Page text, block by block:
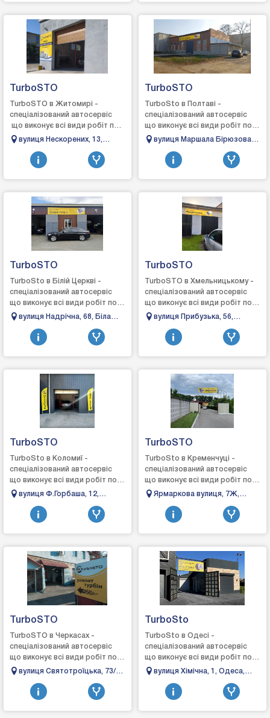
TurboSTO
TurboSTO в Житомирі -
спеціалізований автосервіс
що виконує всі види робіт по
турбінах: зняття, діагностика,
виготовл...
вулиця Нескорених, 13,
Довжик, Житомирська
область, 10004
TurboSTO
TurboSto в Полтаві -
спеціалізований автосервіс
що виконує всі види робіт по
турбінах: зняття, діагностика,
виготовле...
вулиця Маршала Бірюзова,
26/1, Полтава, Полтавська
область, 36000
TurboSTO
TurboSto в Білій Церкві -
спеціалізований автосервіс
що виконує всі види робіт по
турбінах: зняття, діагностика,
виго...
вулиця Надрічна, 68, Біла
Церква, Київська обл., 09100
TurboSTO
TurboSTO в Хмельницькому -
спеціалізований автосервіс
що виконує всі види робіт по
турбінах: зняття, діагностика,
вулиця Прибузька, 56,
Хмельницький, Хмельницька
область, 29000
TurboSTO
TurboSto в Коломиї -
спеціалізований автосервіс
що виконує всі види робіт по
турбінах: зняття, діагностика,
виготовле...
вулиця Ф.Горбаша, 12,
Коломия, Івано-Франківська
область
TurboSTO
TurboSto в Кременчуці -
спеціалізований автосервіс
що виконує всі види робіт по
турбінах: зняття, діагностика,
вигото...
Ярмаркова вулиця, 7Ж,
Кременчук, Полтавська
область, 39600
TurboSTO
TurboSTO в Черкасах -
спеціалізований автосервіс
що виконує всі види робіт по
турбінах: зняття, діагностика,
виготовл...
вулиця Святотроїцька, 73/3,
Черкаси, Черкаська область
TurboSto
TurboSto в Одесі -
спеціалізований автосервіс
що виконує всі види робіт по
турбінах: зняття, діагностика,
виготовленн...
вулиця Хімічна, 1, Одеса,
Одеська область, Україна,
65000